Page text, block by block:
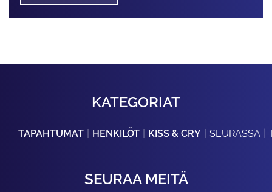
KATEGORIAT
TAPAHTUMAT HENKILÖT KISS & CRY SEURASSA
SEURAA MEITÄ